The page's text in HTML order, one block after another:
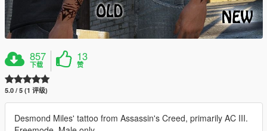
857
下载
13
赞
5.0 / 5 (1 评级)
Desmond Miles' tattoo from Assassin's Creed, primarily AC III.